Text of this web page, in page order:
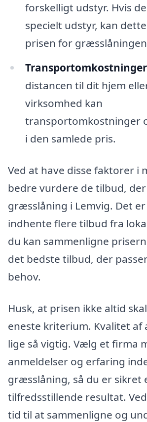
forskelligt udstyr. Hvis
specielt udstyr, kan
prisen for
distancen til dit hjem
virksomhed kan
transportomkostninger
i den samlede pris.
Ved at have disse faktorer i
bedre vurdere de tilbud,
græsslåning i Lemvig. Det
indhente flere tilbud fra
du kan sammenligne
det bedste tilbud, der
behov.
Husk, at prisen ikke altid
eneste kriterium. Kvalitet af
lige så vigtig. Vælg et firma
anmeldelser og erfaring
græsslåning, så du er sikret
tilfredsstillende resultat.
tid til at sammenligne og